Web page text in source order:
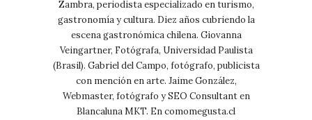
Zambra, periodista especializado en turismo,
gastronomía y cultura. Diez años cubriendo la
escena gastronómica chilena. Giovanna
Veingartner, Fotógrafa, Universidad Paulista
(Brasil). Gabriel del Campo, fotógrafo, publicista
con mención en arte. Jaime González,
Webmaster, fotógrafo y SEO Consultant en
Blancaluna MKT. En comomegusta.cl